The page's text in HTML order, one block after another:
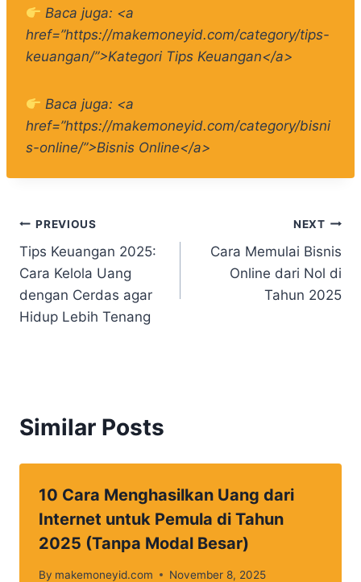
Baca juga: <a
href=”https://makemoneyid.com/category/tips-
keuangan/”>Kategori Tips Keuangan</a>
Baca juga: <a
href=”https://makemoneyid.com/category/bisni
s-online/”>Bisnis Online</a>
Navigasi
pos
PREVIOUS
Tips Keuangan 2025:
Cara Kelola Uang
dengan Cerdas agar
Hidup Lebih Tenang
NEXT
Cara Memulai Bisnis
Online dari Nol di
Tahun 2025
Similar Posts
10 Cara Menghasilkan Uang dari
Internet untuk Pemula di Tahun
2025 (Tanpa Modal Besar)
By makemoneyid.com November 8, 2025